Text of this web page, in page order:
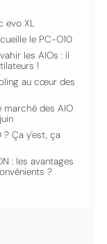
evo XL
le PC-O10
les AIOs : il
!
au cœur des
marché des AIO
? Ça y'est, ça
: les avantages
?